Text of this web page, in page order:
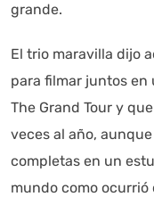
grande.
El trio maravilla dijo
para filmar juntos en
The Grand Tour y
veces al año,
completas en un
mundo como ocurrió